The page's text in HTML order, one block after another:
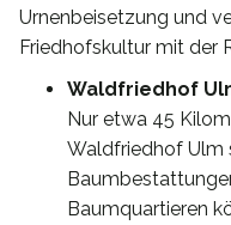
Urnenbeisetzung und
Friedhofskultur mit der
Waldfriedhof
Nur etwa 45
Waldfriedhof Ulm
Baumquartieren